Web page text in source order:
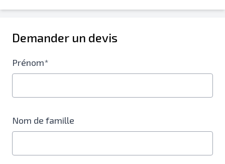
Demander un devis
Prénom*
Nom de famille